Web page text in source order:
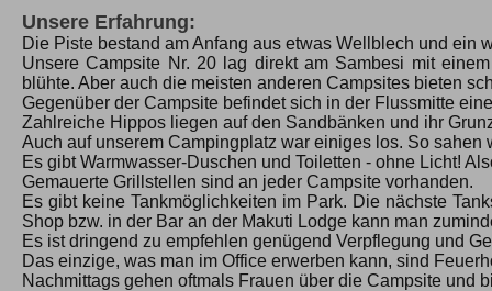
Unsere Erfahrung:
Die Piste bestand am Anfang aus etwas Wellblech und ein
Unsere Campsite Nr. 20 lag direkt am Sambesi mit
blühte. Aber auch die meisten anderen Campsites bieten
Gegenüber der Campsite befindet sich in der Flussmitte
Zahlreiche Hippos liegen auf den Sandbänken und ihr
Auch auf unserem Campingplatz war einiges los. So
Es gibt Warmwasser-Duschen und Toiletten - ohne Licht!
Gemauerte Grillstellen sind an jeder Campsite vorhanden.
Es gibt keine Tankmöglichkeiten im Park. Die nächste
Shop bzw. in der Bar an der Makuti Lodge kann man
Es ist dringend zu empfehlen genügend Verpflegung und
Das einzige, was man im Office erwerben kann, sind
Nachmittags gehen oftmals Frauen über die Campsite und